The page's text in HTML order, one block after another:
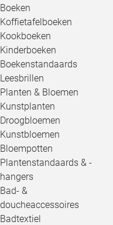
Boeken
Koffietafelboeken
Kookboeken
Kinderboeken
Boekenstandaards
Leesbrillen
Planten & Bloemen
Kunstplanten
Droogbloemen
Kunstbloemen
Bloempotten
Plantenstandaards & -
hangers
Bad- &
doucheaccessoires
Badtextiel